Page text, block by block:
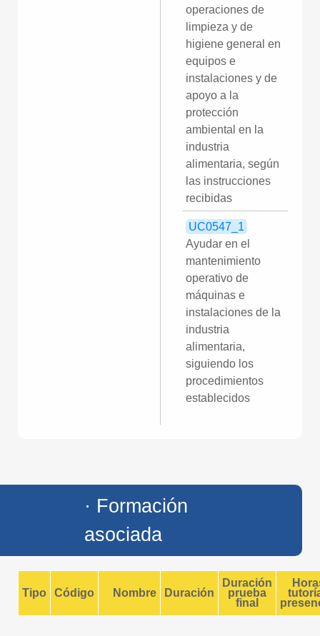
operaciones de
limpieza y de
higiene general en
equipos e
instalaciones y de
apoyo a la
protección
ambiental en la
industria
alimentaria, según
las instrucciones
recibidas
UC0547_1
Ayudar en el
mantenimiento
operativo de
máquinas e
instalaciones de la
industria
alimentaria,
siguiendo los
procedimientos
establecidos
· Formación
asociada
Tipo Código Nombre Duración
Duración
prueba
final